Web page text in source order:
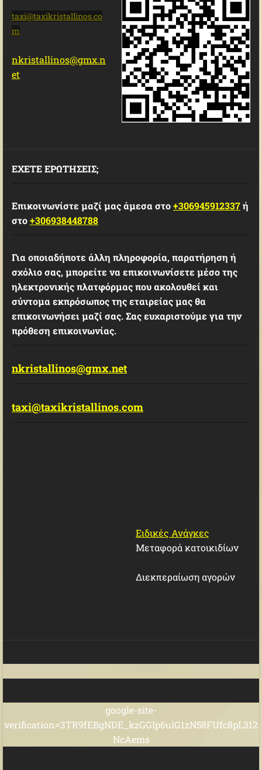
taxi@taxikristallinos.co
m
nkristallinos@gmx.n
et
ΕΧΕΤΕ ΕΡΩΤΗΣΕΙΣ;
Επικοινωνίστε μαζί μας άμεσα στο+306945912337ή
στο+306938448788
Για οποιαδήποτε άλλη πληροφορία, παρατήρηση ή
σχόλιο σας, μπορείτε να επικοινωνίσετε μέσο της
ηλεκτρονικής πλατφόρμας που ακολουθεί και
σύντομα εκπρόσωπος της εταιρείας μας θα
επικοινωνήσει μαζί σας. Σας ευχαριστούμε για την
πρόθεση επικοινωνίας.
nkristallinos@gmx.net
taxi@taxikristallinos.com
Ειδικές Ανάγκες
Μεταφορά κατοικιδίων
Διεκπεραίωση αγορών
google-site-
verification=3TR9fEBgNDE_kzGGIp6ulG1zN58FUfc8pL312
NcAems